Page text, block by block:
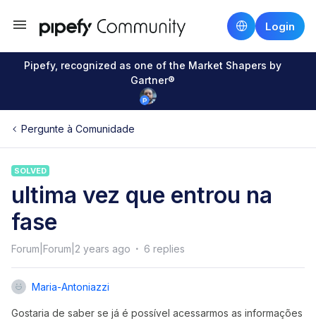
Login
Pipefy, recognized as one of the Market Shapers by
Gartner®
Pergunte à Comunidade
SOLVED
ultima vez que entrou na
fase
Forum|Forum|2 years ago 6 replies
Maria-Antoniazzi
Gostaria de saber se já é possível acessarmos as informações